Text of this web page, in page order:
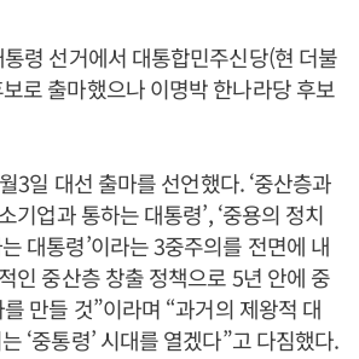
령 선거에서 대통합민주신당(현 더불
로 출마했으나 이명박 한나라당 후보
3일 대선 출마를 선언했다. ‘중산층과
기업과 통하는 대통령’, ‘중용의 정치
대통령’이라는 3중주의를 전면에 내
인 중산층 창출 정책으로 5년 안에 중
만들 것”이라며 “과거의 제왕적 대
‘중통령’ 시대를 열겠다”고 다짐했다.